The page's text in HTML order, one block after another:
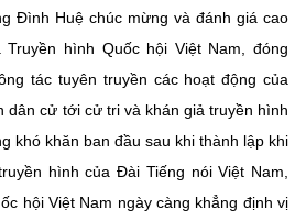
Khoa Học và Công Nghệ
khi phát hành lại thông tin từ
Đình Huệ chúc mừng và đánh giá cao
hình Quốc hội Việt Nam, đóng
tác tuyên truyền các hoạt động của
dân cử tới cử tri và khán giả truyền hình
khó khăn ban đầu sau khi thành lập khi
hình của Đài Tiếng nói Việt Nam,
hội Việt Nam ngày càng khẳng định vị